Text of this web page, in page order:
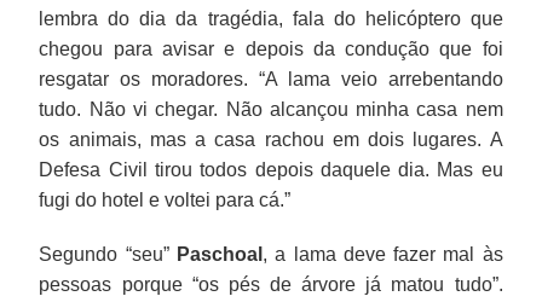
lembra do dia da tragédia, fala do helicóptero que
chegou para avisar e depois da condução que foi
resgatar os moradores. “A lama veio arrebentando
tudo. Não vi chegar. Não alcançou minha casa nem
os animais, mas a casa rachou em dois lugares. A
Defesa Civil tirou todos depois daquele dia. Mas eu
fugi do hotel e voltei para cá.”
Segundo “seu” Paschoal , a lama deve fazer mal às
pessoas porque “os pés de árvore já matou tudo”.